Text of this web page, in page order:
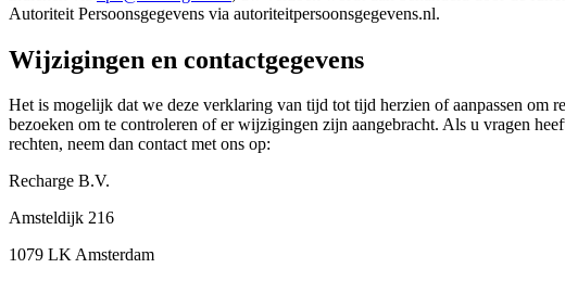
Autoriteit Persoonsgegevens via autoriteitpersoonsgegevens.nl.
Wijzigingen en contactgegevens
Het is mogelijk dat we deze verklaring van tijd tot tijd herzien of aanpassen om
bezoeken om te controleren of er wijzigingen zijn aangebracht. Als u vragen
rechten, neem dan contact met ons op:
Recharge B.V.
Amsteldijk 216
1079 LK Amsterdam